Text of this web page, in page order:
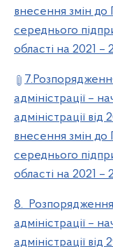
внесення змін
середнього
області на 2021 –
адміністрації –
адміністрації
внесення змін
середнього
області на 2021 –
8. Розпорядження
адміністрації –
адміністрації